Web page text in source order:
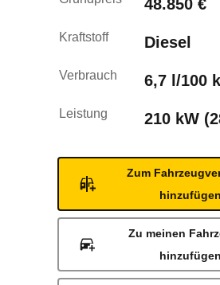
48.850 €
Kraftstoff Diesel
Verbrauch 6,7 l/100
Leistung 210 kW
Zum
hinzufügen
Zu meinen
hinzufügen